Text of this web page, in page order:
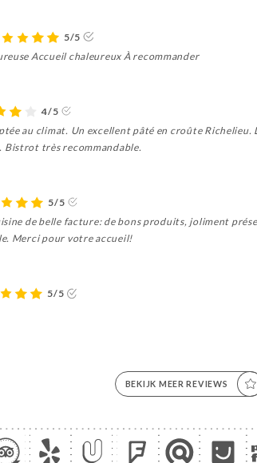
5/5
Accueil chaleureux À recommander
4/5
au climat. Un excellent pâté en croûte Richelieu.
Bistrot très recommandable.
5/5
de belle facture: de bons produits, joliment
Merci pour votre accueil!
5/5
BEKIJK MEER REVIEWS